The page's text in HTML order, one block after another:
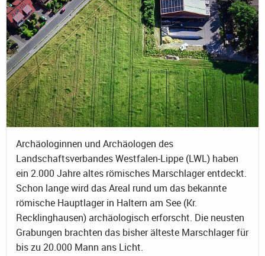
Archäologinnen und Archäologen des
Landschaftsverbandes Westfalen-Lippe (LWL) haben
ein 2.000 Jahre altes römisches Marschlager entdeckt.
Schon lange wird das Areal rund um das bekannte
römische Hauptlager in Haltern am See (Kr.
Recklinghausen) archäologisch erforscht. Die neusten
Grabungen brachten das bisher älteste Marschlager für
bis zu 20.000 Mann ans Licht.